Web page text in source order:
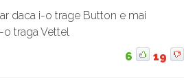
daca i-o trage Button e mai
traga Vettel
6 19